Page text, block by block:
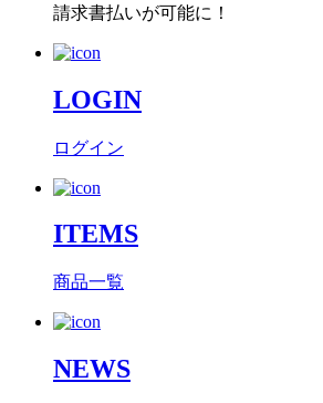
請求書払いが可能に！
LOGIN
ログイン
ITEMS
商品一覧
NEWS